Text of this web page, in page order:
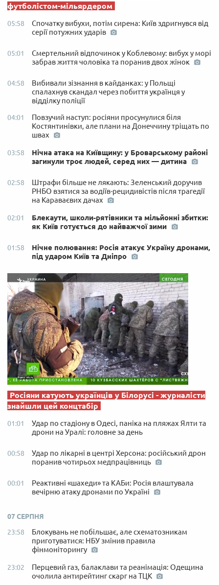
футболістом-мільярдером
05:58
Спочатку вибухи, потім сирена: Київ здригнувся від
серії потужних ударів
05:01
Смертельний відпочинок у Коблевому: вибух у морі
забрав життя чоловіка та поранив двох жінок
04:58
Вибивали зізнання в кайданках: у Польщі
спалахнув скандал через побиття українця у
відділку поліції
04:01
Повзучий наступ: росіяни просунулися біля
Костянтинівки, але плани на Донеччину тріщать по
швах
03:58
Нічна атака на Київщину: у Броварському районі
загинули троє людей, серед них — дитина
02:58
Штрафи більше не лякають: Зеленський доручив
РНБО взятися за водіїв-рецидивістів після трагедії
на Караваєвих дачах
02:01
Блекаути, школи-рятівники та мільйонні збитки:
як Київ готується до найважчої зими
01:58
Нічне полювання: Росія атакує Україну дронами,
під ударом Київ та Дніпро
Росіяни катують українців у Білорусі - журналісти
знайшли цей концтабір
01:01
Удар по стадіону в Одесі, паніка на пляжах Ялти та
дрони на Уралі: головне за день
00:58
Удар по лікарні в центрі Херсона: російський дрон
поранив чотирьох медпрацівниць
00:01
Реактивні «шахеди» та КАБи: Росія влаштувала
вечірню атаку дронами по Україні
07 СЕРПНЯ
23:58
Блокувань не побільшає, але схематозникам
приготуватися: НБУ змінив правила
фінмоніторингу
23:02
Перцевий газ, балаклави та реанімація: Одещина
очолила антирейтинг скарг на ТЦК